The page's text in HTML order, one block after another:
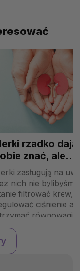
rzadko dają
znać, ale
sprawdź,
zasługują na
nich nie
filtrować krew,
ciśnienie ani
równowagi
Mimo to
tle. Nie przyciągają
lub mózg, ale